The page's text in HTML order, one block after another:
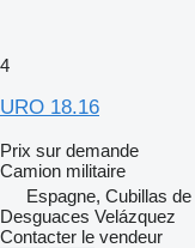
4
URO 18.16
Prix sur demande
Camion militaire
Espagne, Cubillas
Desguaces Velázquez
Contacter le vendeur